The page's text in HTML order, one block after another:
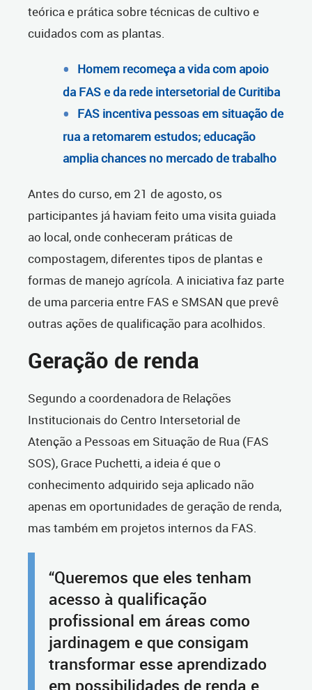
teórica e prática sobre técnicas de cultivo e
cuidados com as plantas.
Homem recomeça a vida com apoio
da FAS e da rede intersetorial de Curitiba
FAS incentiva pessoas em situação de
rua a retomarem estudos; educação
amplia chances no mercado de trabalho
Antes do curso, em 21 de agosto, os
participantes já haviam feito uma visita guiada
ao local, onde conheceram práticas de
compostagem, diferentes tipos de plantas e
formas de manejo agrícola. A iniciativa faz parte
de uma parceria entre FAS e SMSAN que prevê
outras ações de qualificação para acolhidos.
Geração de renda
Segundo a coordenadora de Relações
Institucionais do Centro Intersetorial de
Atenção a Pessoas em Situação de Rua (FAS
SOS), Grace Puchetti, a ideia é que o
conhecimento adquirido seja aplicado não
apenas em oportunidades de geração de renda,
mas também em projetos internos da FAS.
“Queremos que eles tenham
acesso à qualificação
profissional em áreas como
jardinagem e que consigam
transformar esse aprendizado
em possibilidades de renda e